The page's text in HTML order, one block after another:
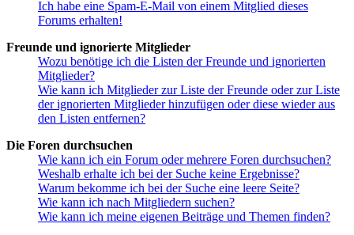
Ich habe eine Spam-E-Mail von einem Mitglied dieses
Forums erhalten!
Freunde und ignorierte Mitglieder
Wozu benötige ich die Listen der Freunde und ignorierten
Mitglieder?
Wie kann ich Mitglieder zur Liste der Freunde oder zur Liste
der ignorierten Mitglieder hinzufügen oder diese wieder aus
den Listen entfernen?
Die Foren durchsuchen
Wie kann ich ein Forum oder mehrere Foren durchsuchen?
Weshalb erhalte ich bei der Suche keine Ergebnisse?
Warum bekomme ich bei der Suche eine leere Seite?
Wie kann ich nach Mitgliedern suchen?
Wie kann ich meine eigenen Beiträge und Themen finden?